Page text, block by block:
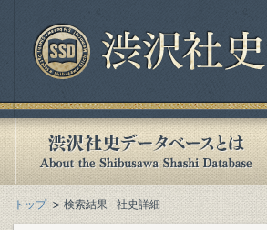
トップ 検索結果 - 社史詳細